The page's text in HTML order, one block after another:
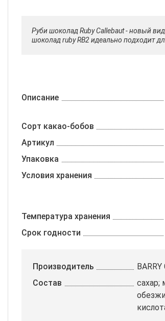
Руби шоколад Ruby Callebaut - новый
шоколад ruby ​​RB2 идеально подходит
Описание
Сорт какао-бобов
Артикул
Упаковка
Условия хранения
Температура хранения
Срок годности
Производитель
Состав
сахар;